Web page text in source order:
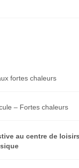
Culture
fortes chaleurs
– Fortes chaleurs
au centre de